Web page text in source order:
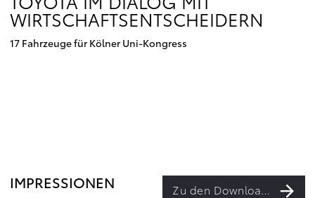
WIRTSCHAFTSENTSCHEIDERN
17 Fahrzeuge für Kölner Uni-Kongress
IMPRESSIONEN Zu den Downloads